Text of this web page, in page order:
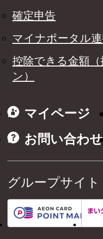
確定申告
マイナポータル
控除できる金額
ン）
マイページ
お問い合わせ
グループサイト